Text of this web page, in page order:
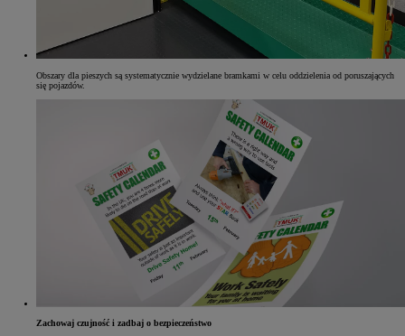
Obszary dla pieszych są systematycznie wydzielane bramkami w celu oddzielenia od poruszających
się pojazdów.
Zachowaj czujność i zadbaj o bezpieczeństwo